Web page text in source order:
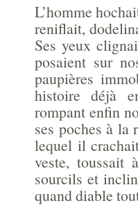
L’homme
reniflait,
Ses yeux
posaient sur
paupières
histoire déjà
rompant enfin
ses poches à la
lequel il
veste, toussait
sourcils et
quand diable